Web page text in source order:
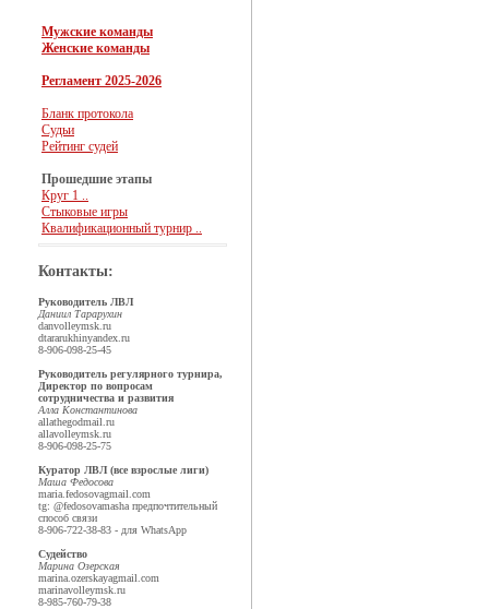
Мужские команды
Женские команды
Регламент 2025-2026
Бланк протокола
Судьи
Рейтинг судей
Прошедшие этапы
Круг 1 ..
Стыковые игры
Квалификационный турнир ..
Контакты:
Руководитель ЛВЛ
Даниил Тарарухин
danvolleymsk.ru
dtararukhinyandex.ru
8-906-098-25-45
Руководитель регулярного турнира,
Директор по вопросам
сотрудничества и развития
Алла Константинова
allathegodmail.ru
allavolleymsk.ru
8-906-098-25-75
Куратор ЛВЛ (все взрослые лиги)
Маша Федосова
maria.fedosovagmail.com
tg: @fedosovamasha предпочтительный
способ связи
8-906-722-38-83 - для WhatsApp
Судейство
Марина Озерская
marina.ozerskayagmail.com
marinavolleymsk.ru
8-985-760-79-38